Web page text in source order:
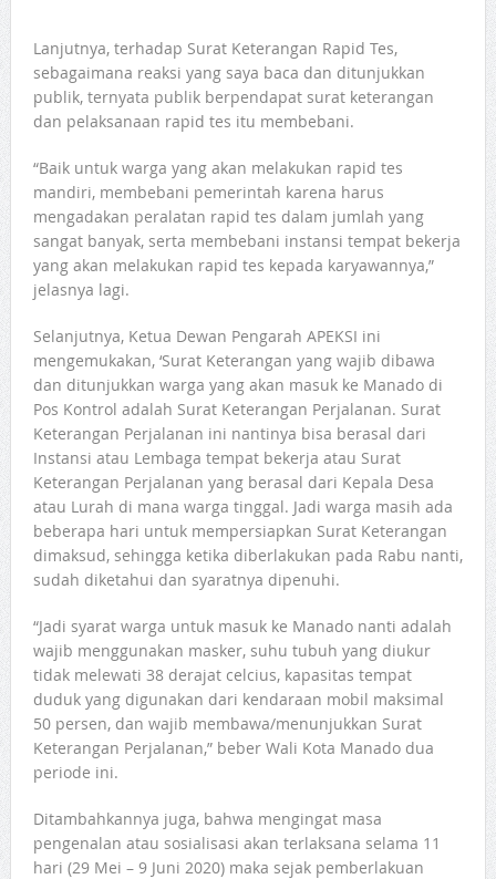
Lanjutnya, terhadap Surat Keterangan Rapid Tes,
sebagaimana reaksi yang saya baca dan ditunjukkan
publik, ternyata publik berpendapat surat keterangan
dan pelaksanaan rapid tes itu membebani.
“Baik untuk warga yang akan melakukan rapid tes
mandiri, membebani pemerintah karena harus
mengadakan peralatan rapid tes dalam jumlah yang
sangat banyak, serta membebani instansi tempat bekerja
yang akan melakukan rapid tes kepada karyawannya,”
jelasnya lagi.
Selanjutnya, Ketua Dewan Pengarah APEKSI ini
mengemukakan, ‘Surat Keterangan yang wajib dibawa
dan ditunjukkan warga yang akan masuk ke Manado di
Pos Kontrol adalah Surat Keterangan Perjalanan. Surat
Keterangan Perjalanan ini nantinya bisa berasal dari
Instansi atau Lembaga tempat bekerja atau Surat
Keterangan Perjalanan yang berasal dari Kepala Desa
atau Lurah di mana warga tinggal. Jadi warga masih ada
beberapa hari untuk mempersiapkan Surat Keterangan
dimaksud, sehingga ketika diberlakukan pada Rabu nanti,
sudah diketahui dan syaratnya dipenuhi.
“Jadi syarat warga untuk masuk ke Manado nanti adalah
wajib menggunakan masker, suhu tubuh yang diukur
tidak melewati 38 derajat celcius, kapasitas tempat
duduk yang digunakan dari kendaraan mobil maksimal
50 persen, dan wajib membawa/menunjukkan Surat
Keterangan Perjalanan,” beber Wali Kota Manado dua
periode ini.
Ditambahkannya juga, bahwa mengingat masa
pengenalan atau sosialisasi akan terlaksana selama 11
hari (29 Mei – 9 Juni 2020) maka sejak pemberlakuan